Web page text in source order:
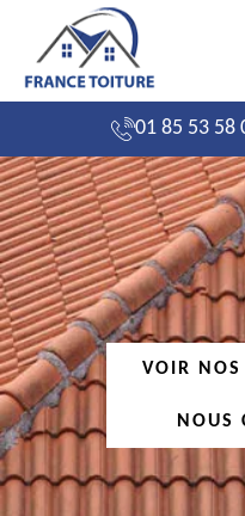
01 85 53 58
VOIR NOS
NOUS